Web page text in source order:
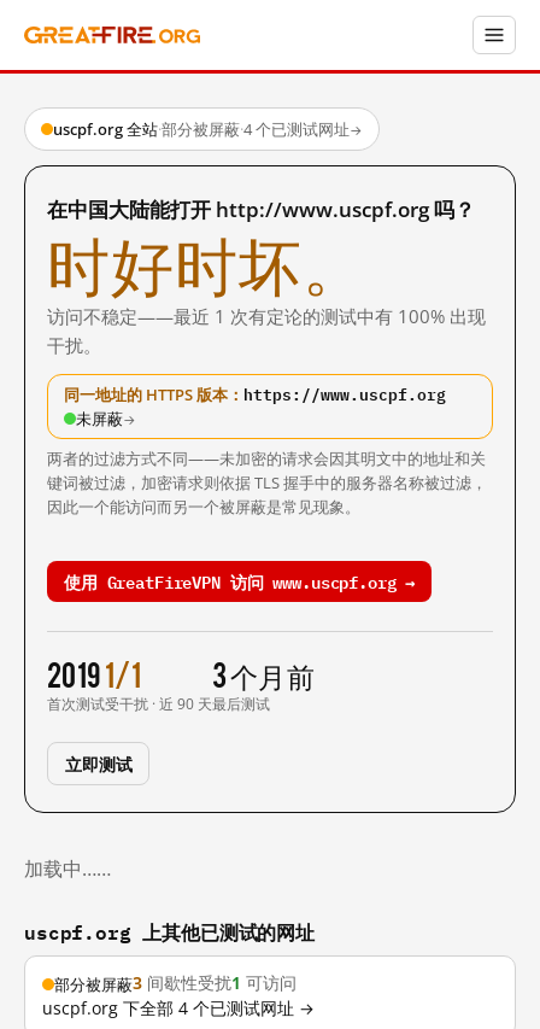
uscpf.org 全站·部分被屏蔽·4 个已测试网址→
在中国大陆能打开 http://www.uscpf.org 吗？
时好时坏。
访问不稳定——最近 1 次有定论的测试中有 100% 出现
干扰。
同一地址的 HTTPS 版本： https://www.uscpf.org
未屏蔽→
两者的过滤方式不同——未加密的请求会因其明文中的地址和关
键词被过滤，加密请求则依据 TLS 握手中的服务器名称被过滤，
因此一个能访问而另一个被屏蔽是常见现象。
使用 GreatFireVPN 访问 www.uscpf.org →
2019
首次测试
1/1
受干扰 · 近 90 天
3 个月前
最后测试
立即测试
加载中……
uscpf.org 上其他已测试的网址
部分被屏蔽3 间歇性受扰1 可访问
uscpf.org 下全部 4 个已测试网址 →